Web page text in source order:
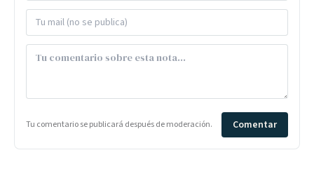
Tu comentario se publicará después de moderación. Comentar